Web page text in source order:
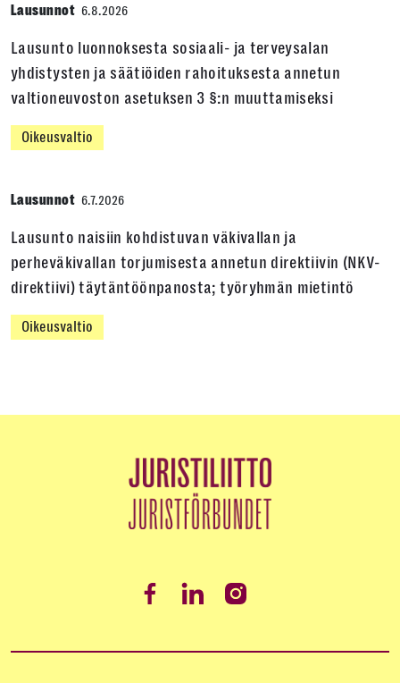
Lausunnot 6.8.2026
Lausunto luonnoksesta sosiaali- ja terveysalan
yhdistysten ja säätiöiden rahoituksesta annetun
valtioneuvoston asetuksen 3 §:n muuttamiseksi
Oikeusvaltio
Lausunnot 6.7.2026
Lausunto naisiin kohdistuvan väkivallan ja
perheväkivallan torjumisesta annetun direktiivin (NKV-
direktiivi) täytäntöönpanosta; työryhmän mietintö
Oikeusvaltio